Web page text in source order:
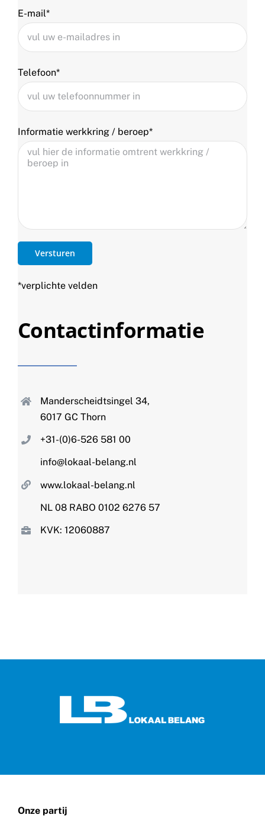
E-mail*
Telefoon*
Informatie werkkring / beroep*
*verplichte velden
Contactinformatie
Manderscheidtsingel 34,
6017 GC Thorn
+31-(0)6-526 581 00
info@lokaal-belang.nl
www.lokaal-belang.nl
NL 08 RABO 0102 6276 57
KVK: 12060887
Onze partij